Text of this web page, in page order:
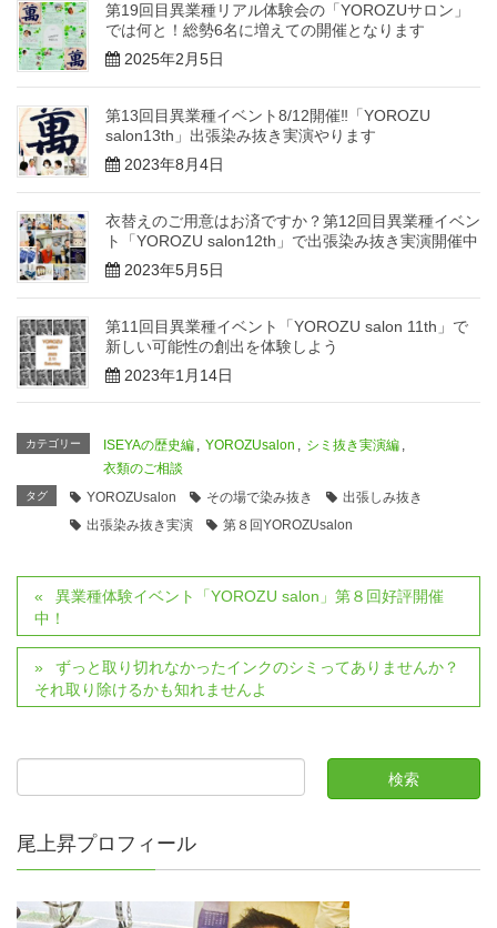
第19回目異業種リアル体験会の「YOROZUサロン」
では何と！総勢6名に増えての開催となります
2025年2月5日
第13回目異業種イベント8/12開催‼「YOROZU
salon13th」出張染み抜き実演やります
2023年8月4日
衣替えのご用意はお済ですか？第12回目異業種イベン
ト「YOROZU salon12th」で出張染み抜き実演開催中
2023年5月5日
第11回目異業種イベント「YOROZU salon 11th」で
新しい可能性の創出を体験しよう
2023年1月14日
カテゴリー ISEYAの歴史編 , YOROZUsalon , シミ抜き実演編 ,
衣類のご相談
タグ YOROZUsalon その場で染み抜き
出張しみ抜き
出張染み抜き実演
第８回YOROZUsalon
異業種体験イベント「YOROZU salon」第８回好評開催
中！
ずっと取り切れなかったインクのシミってありませんか？
それ取り除けるかも知れませんよ
尾上昇プロフィール